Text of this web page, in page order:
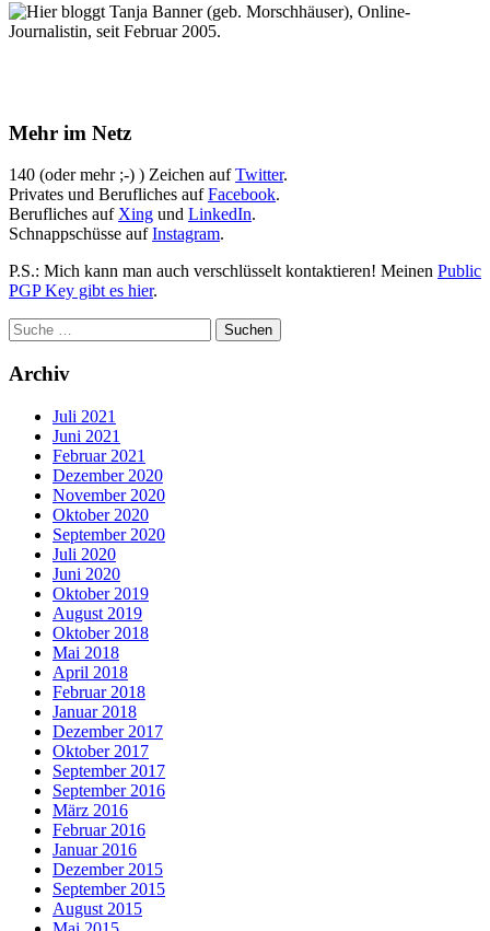
Hier bloggt Tanja Banner (geb. Morschhäuser), Online-
Journalistin, seit Februar 2005.
Mehr im Netz
140 (oder mehr ;-) ) Zeichen aufTwitter.
Privates und Berufliches aufFacebook.
Berufliches auf Xing und LinkedIn.
Schnappschüsse aufInstagram.
P.S.: Mich kann man auch verschlüsselt kontaktieren! Meinen Public
PGP Key gibt es hier.
Archiv
Juli 2021
Juni 2021
Februar 2021
Dezember 2020
November 2020
Oktober 2020
September 2020
Juli 2020
Juni 2020
Oktober 2019
August 2019
Oktober 2018
Mai 2018
April 2018
Februar 2018
Januar 2018
Dezember 2017
Oktober 2017
September 2017
September 2016
März 2016
Februar 2016
Januar 2016
Dezember 2015
September 2015
August 2015